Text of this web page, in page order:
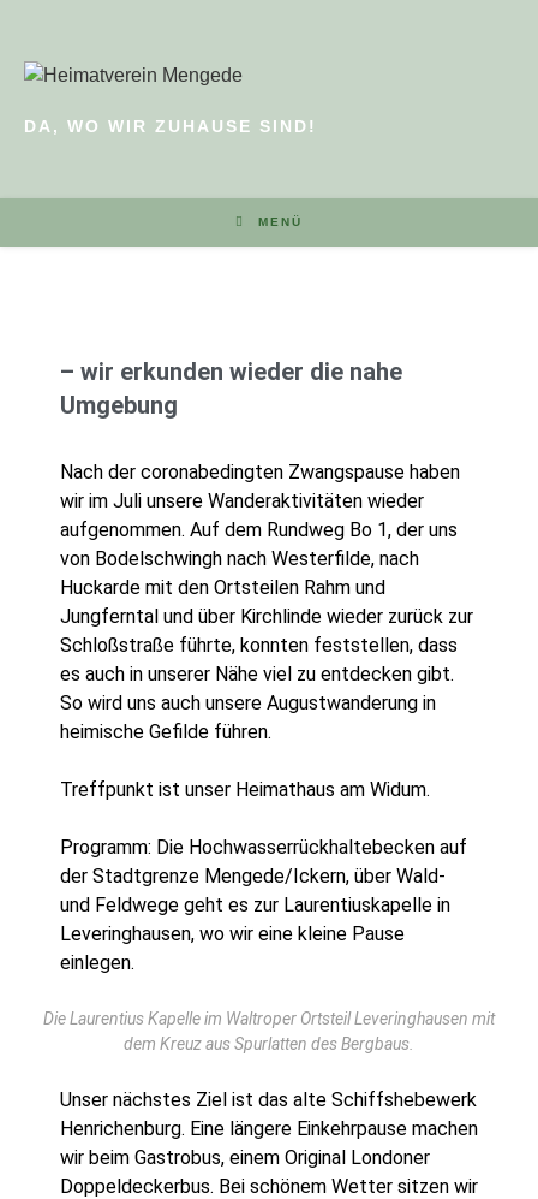
DA, WO WIR ZUHAUSE SIND!
MENÜ
– wir erkunden wieder die nahe
Umgebung
Nach der coronabedingten Zwangspause haben
wir im Juli unsere Wanderaktivitäten wieder
aufgenommen. Auf dem Rundweg Bo 1, der uns
von Bodelschwingh nach Westerfilde, nach
Huckarde mit den Ortsteilen Rahm und
Jungferntal und über Kirchlinde wieder zurück zur
Schloßstraße führte, konnten feststellen, dass
es auch in unserer Nähe viel zu entdecken gibt.
So wird uns auch unsere Augustwanderung in
heimische Gefilde führen.
Treffpunkt ist unser Heimathaus am Widum.
Programm: Die Hochwasserrückhaltebecken auf
der Stadtgrenze Mengede/Ickern, über Wald-
und Feldwege geht es zur Laurentiuskapelle in
Leveringhausen, wo wir eine kleine Pause
einlegen.
Die Laurentius Kapelle im Waltroper Ortsteil Leveringhausen mit
dem Kreuz aus Spurlatten des Bergbaus.
Unser nächstes Ziel ist das alte Schiffshebewerk
Henrichenburg. Eine längere Einkehrpause machen
wir beim Gastrobus, einem Original Londoner
Doppeldeckerbus. Bei schönem Wetter sitzen wir